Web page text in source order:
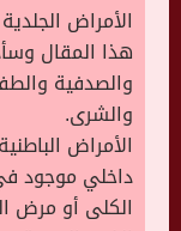
الأمراض
هذا المقال
والصدفية
والشرى.
الأمراض
داخلي موجود
الكلى أو مرض